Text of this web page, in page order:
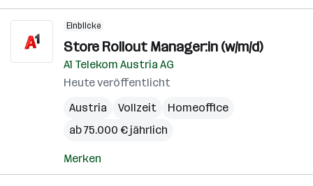
Einblicke
Store Rollout Manager:in (w/m/d)
A1 Telekom Austria AG
Heute veröffentlicht
Austria
Vollzeit
Homeoffice
ab 75.000 € jährlich
Merken